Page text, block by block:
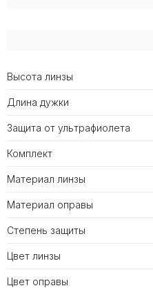
Высота линзы
Длина дужки
Защита от ультрафиолета
Комплект
Материал линзы
Материал оправы
Степень защиты
Цвет линзы
Цвет оправы